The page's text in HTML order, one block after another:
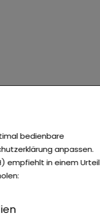
Impressum
bedienbare
anpassen.
empfiehlt in einem Urteil